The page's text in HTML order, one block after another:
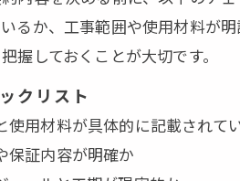
るか、工事範囲や使用材料が
握しておくことが大切です。
クリスト
使用材料が具体的に記載されて
保証内容が明確か